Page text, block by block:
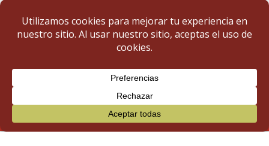
Portal de Transparencia | Diputación de Badajoz